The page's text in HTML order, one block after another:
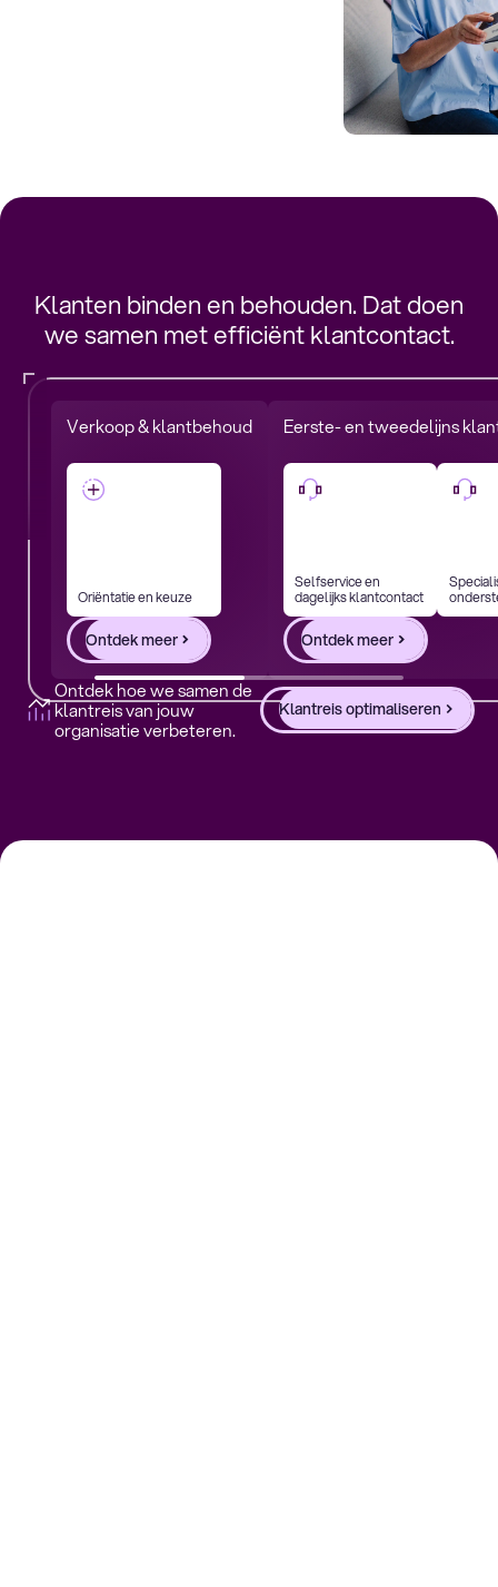
Klanten binden en behouden. Dat doen
we samen met efficiënt klantcontact.
Verkoop & klantbehoud
Oriëntatie en keuze
Ontdek meer
Eerste- en tweedelijns
Selfservice en
dagelijks klantcontact
Ontdek meer
Ontdek hoe we samen de
klantreis van jouw
organisatie verbeteren.
Klantreis optimaliseren